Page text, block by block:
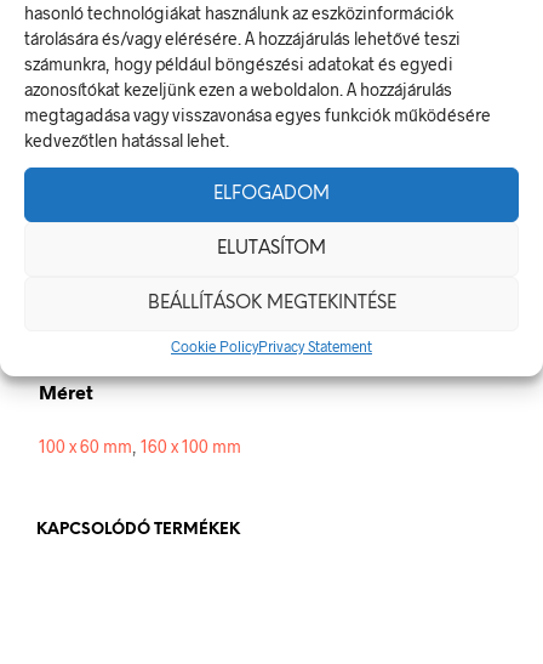
hasonló technológiákat használunk az eszközinformációk
tárolására és/vagy elérésére. A hozzájárulás lehetővé teszi
számunkra, hogy például böngészési adatokat és egyedi
azonosítókat kezeljünk ezen a weboldalon. A hozzájárulás
megtagadása vagy visszavonása egyes funkciók működésére
kedvezőtlen hatással lehet.
ELFOGADOM
ELUTASÍTOM
BEÁLLÍTÁSOK MEGTEKINTÉSE
Cookie PolicyPrivacy Statement
A villamos energia bármely modern létesítmény létfontosságú
része, de a véletlen érintkezés halálos következményekkel
járhat. Éppen ezért fontos, hogy az elektromos biztonsági
jelölések minden olyan helyen kihelyezésre kerüljenek ahol
elektromos veszély van jelen.
Méretek
100 × 60 mm
öntapadó
Méret
100 x 60 mm 160 x 100 mm
KAPCSOLÓDÓ TERMÉKEK